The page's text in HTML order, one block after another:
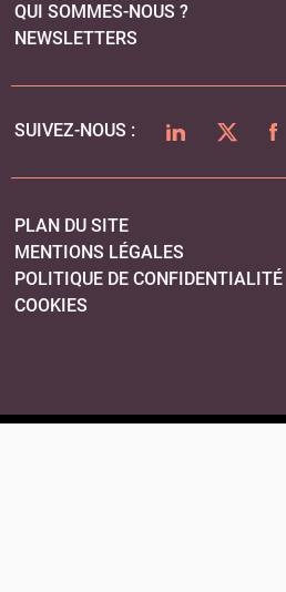
QUI SOMMES-NOUS ?
NEWSLETTERS
SUIVEZ-NOUS : LINKEDINTWITTER
PLAN DU SITE
MENTIONS LÉGALES
POLITIQUE DE CONFIDENTIALITÉ
COOKIES